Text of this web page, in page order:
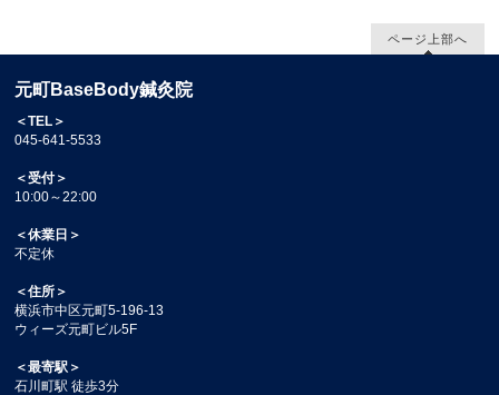
ページ上部へ
元町BaseBody鍼灸院
＜TEL＞
045-641-5533
＜受付＞
10:00～22:00
＜休業日＞
不定休
＜住所＞
横浜市中区元町5-196-13
ウィーズ元町ビル5F
＜最寄駅＞
石川町駅 徒歩3分